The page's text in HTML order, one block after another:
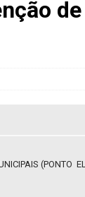
(PONTO